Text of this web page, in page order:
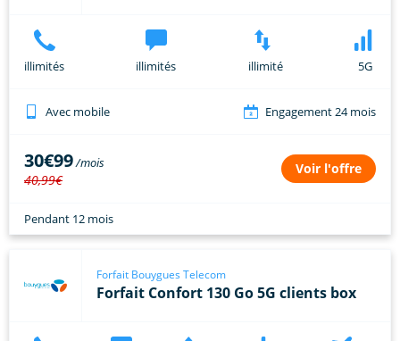
illimités illimités illimité 5G
Avec mobile Engagement 24 mois
30€99
40,99€
Voir l'offre
Pendant 12 mois
Forfait Bouygues Telecom
Forfait Confort 130 Go 5G clients box